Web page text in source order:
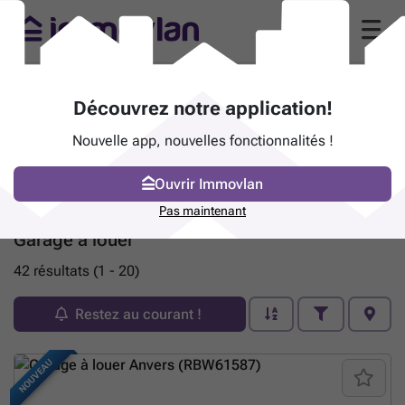
Garage à louer
42 résultats (1 - 20)
Restez au courant !
NOUVEAU
Découvrez notre application!
Nouvelle app, nouvelles fonctionnalités !
Ouvrir Immovlan
Pas maintenant